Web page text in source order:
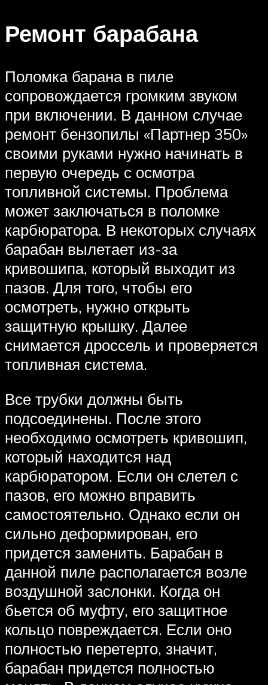
Ремонт барабана
Поломка барана в пиле
сопровождается громким звуком
при включении. В данном случае
ремонт бензопилы «Партнер 350»
своими руками нужно начинать в
первую очередь с осмотра
топливной системы. Проблема
может заключаться в поломке
карбюратора. В некоторых случаях
барабан вылетает из-за
кривошипа, который выходит из
пазов. Для того, чтобы его
осмотреть, нужно открыть
защитную крышку. Далее
снимается дроссель и проверяется
топливная система.
Все трубки должны быть
подсоединены. После этого
необходимо осмотреть кривошип,
который находится над
карбюратором. Если он слетел с
пазов, его можно вправить
самостоятельно. Однако если он
сильно деформирован, его
придется заменить. Барабан в
данной пиле располагается возле
воздушной заслонки. Когда он
бьется об муфту, его защитное
кольцо повреждается. Если оно
полностью перетерто, значит,
барабан придется полностью